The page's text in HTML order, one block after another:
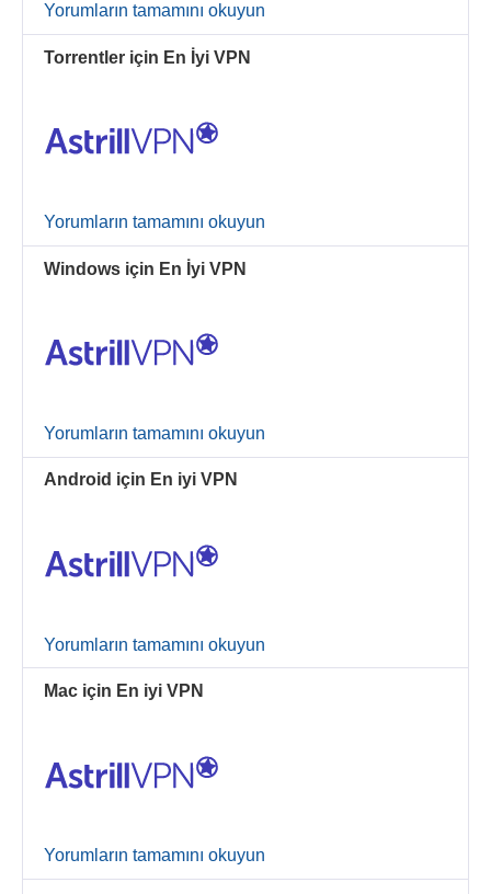
Yorumların tamamını okuyun
Torrentler için En İyi VPN
Yorumların tamamını okuyun
Windows için En İyi VPN
Yorumların tamamını okuyun
Android için En iyi VPN
Yorumların tamamını okuyun
Mac için En iyi VPN
Yorumların tamamını okuyun